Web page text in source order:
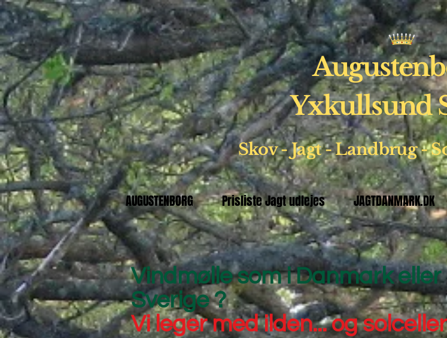
Yxkullsund
Skov - Jagt - Landbrug -
AUGUSTENBORG Prisliste Jagt udlejes JAGTDANMARK.DK
Vindmølle som i Danmark
Sverige ?
Vi leger med ilden... og